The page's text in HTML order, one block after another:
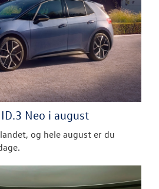
Neo i august
og hele august er du